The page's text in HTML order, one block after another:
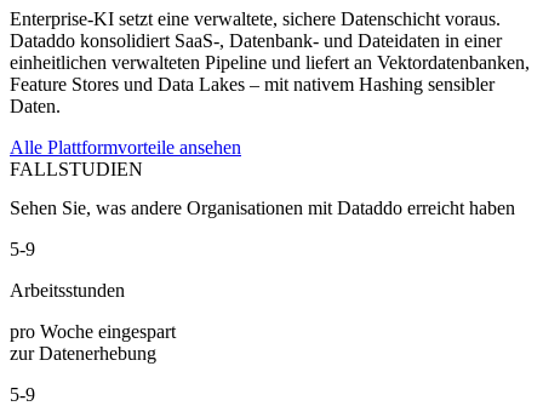
Enterprise-KI setzt eine verwaltete, sichere Datenschicht voraus.
Dataddo konsolidiert SaaS-, Datenbank- und Dateidaten in einer
einheitlichen verwalteten Pipeline und liefert an Vektordatenbanken,
Feature Stores und Data Lakes – mit nativem Hashing sensibler
Daten.
Alle Plattformvorteile ansehen
FALLSTUDIEN
Sehen Sie, was andere Organisationen mit Dataddo erreicht haben
5-9
Arbeitsstunden
pro Woche eingespart
zur Datenerhebung
5-9